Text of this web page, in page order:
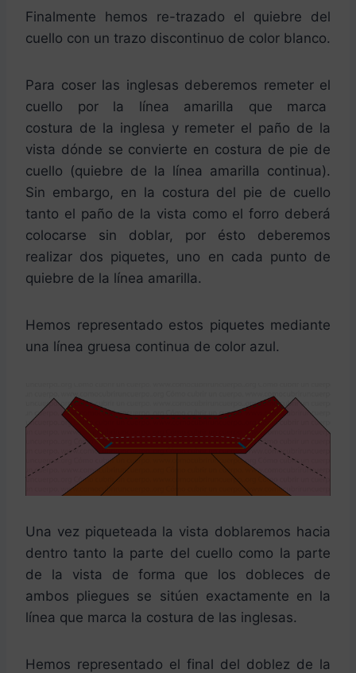
Finalmente hemos re-trazado el quiebre del
cuello con un trazo discontinuo de color blanco.
Para coser las inglesas deberemos remeter el
cuello por la línea amarilla que marca
costura de la inglesa y remeter el paño de la
vista dónde se convierte en costura de pie de
cuello (quiebre de la línea amarilla continua).
Sin embargo, en la costura del pie de cuello
tanto el paño de la vista como el forro deberá
colocarse sin doblar, por ésto deberemos
realizar dos piquetes, uno en cada punto de
quiebre de la línea amarilla.
Hemos representado estos piquetes mediante
una línea gruesa continua de color azul.
Una vez piqueteada la vista doblaremos hacia
dentro tanto la parte del cuello como la parte
de la vista de forma que los dobleces de
ambos pliegues se sitúen exactamente en la
línea que marca la costura de las inglesas.
Hemos representado el final del doblez de la